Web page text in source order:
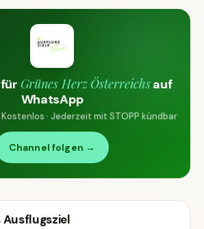
Grünes Herz Österreichsauf
WhatsApp
Kostenlos · Jederzeit mit STOPP kündbar
Channel folgen →
Ausflugsziel